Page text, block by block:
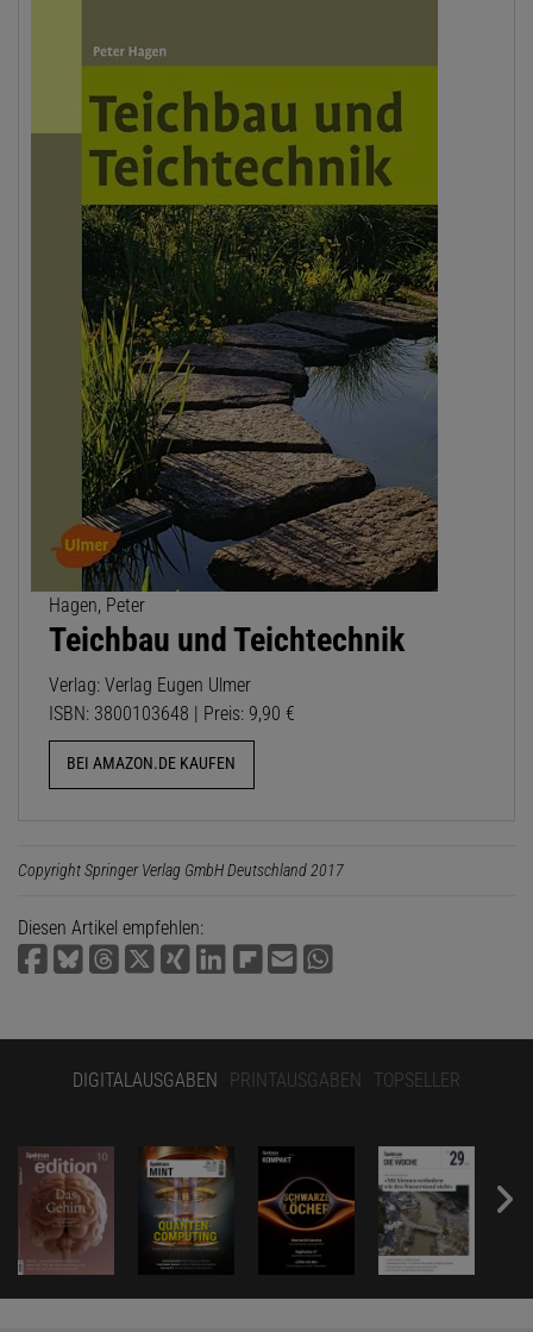
Hagen, Peter
Teichbau und Teichtechnik
Verlag: Verlag Eugen Ulmer
ISBN: 3800103648 | Preis: 9,90 €
BEI AMAZON.DE KAUFEN
Copyright Springer Verlag GmbH Deutschland 2017
Diesen Artikel empfehlen:
DIGITALAUSGABEN PRINTAUSGABEN TOPSELLER